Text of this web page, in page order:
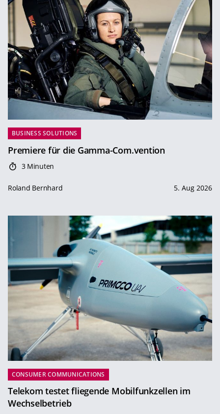
BUSINESS SOLUTIONS
Premiere für die Gamma-Com.vention
3 Minuten
Roland Bernhard 5. Aug 2026
CONSUMER COMMUNICATIONS
Telekom testet fliegende Mobilfunkzellen im
Wechselbetrieb